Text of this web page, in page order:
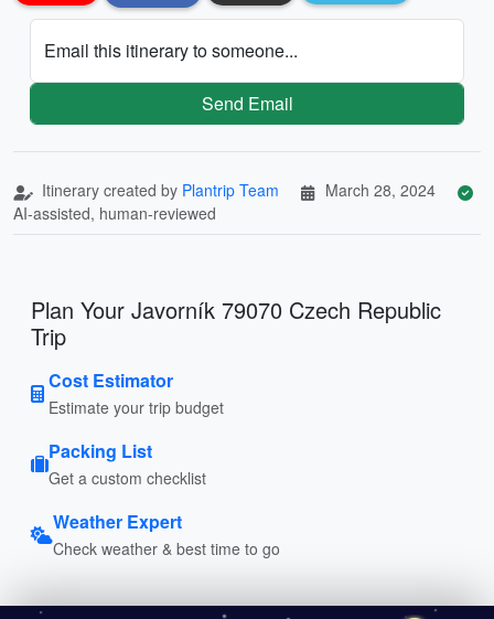
Email this itinerary to someone...
Send Email
Itinerary created by Plantrip Team
March 28, 2024
AI-assisted, human-reviewed
Plan Your Javorník 79070 Czech Republic
Trip
Cost Estimator
Estimate your trip budget
Packing List
Get a custom checklist
Weather Expert
Check weather & best time to go